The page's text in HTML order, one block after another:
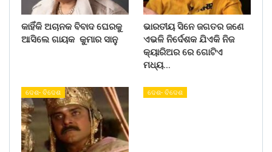
କାହିଁକି ଅଚାନକ ବିବାଦ ଘେରକୁ
ଆସିଲେ ଗାୟକ କୁମାର ସାନୁ
ଭାରତୀୟ ସିନେ ଜଗତର ଜଣେ
ଏଭଳି ନିର୍ଦେଶକ ଯିଏକି ନିଜ
କ୍ୟାରିଅର ରେ ଗୋଟିଏ
ମଧ୍ୟ…
ଦେଶ- ବିଦେଶ ଦେଶ- ବିଦେଶ